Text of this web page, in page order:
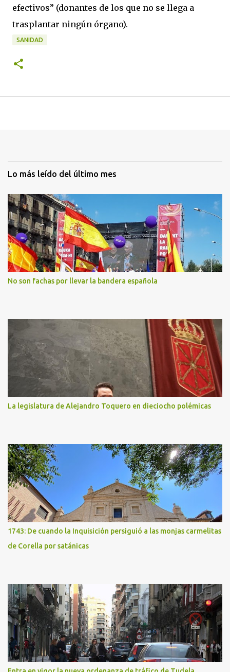
efectivos” (donantes de los que no se llega a
trasplantar ningún órgano).
SANIDAD
Lo más leído del último mes
No son fachas por llevar la bandera española
La legislatura de Alejandro Toquero en dieciocho polémicas
1743: De cuando la Inquisición persiguió a las monjas carmelitas
de Corella por satánicas